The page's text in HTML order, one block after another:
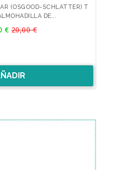
(OSGOOD-SCHLATTER) T
DE...
€Precio
20,00 €